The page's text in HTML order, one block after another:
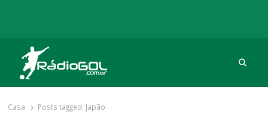
Rádio Gol
Há mais de 20 anos com as melhores coberturas
Casa Posts tagged: Japão